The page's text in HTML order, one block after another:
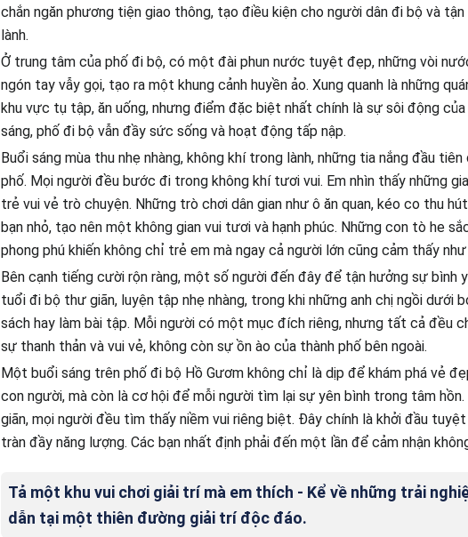
chắn ngăn phương tiện giao thông, tạo điều kiện cho người dân đi bộ và
lành.
Ở trung tâm của phố đi bộ, có một đài phun nước tuyệt đẹp, những vòi
ngón tay vẫy gọi, tạo ra một khung cảnh huyền ảo. Xung quanh là những
khu vực tụ tập, ăn uống, nhưng điểm đặc biệt nhất chính là sự sôi động
sáng, phố đi bộ vẫn đầy sức sống và hoạt động tấp nập.
Buổi sáng mùa thu nhẹ nhàng, không khí trong lành, những tia nắng đầu
phố. Mọi người đều bước đi trong không khí tươi vui. Em nhìn thấy những
trẻ vui vẻ trò chuyện. Những trò chơi dân gian như ô ăn quan, kéo co thu
bạn nhỏ, tạo nên một không gian vui tươi và hạnh phúc. Những con tò he
phong phú khiến không chỉ trẻ em mà ngay cả người lớn cũng cảm thấy
Bên cạnh tiếng cười rộn ràng, một số người đến đây để tận hưởng sự bình
tuổi đi bộ thư giãn, luyện tập nhẹ nhàng, trong khi những anh chị ngồi dưới
sách hay làm bài tập. Mỗi người có một mục đích riêng, nhưng tất cả đều
sự thanh thản và vui vẻ, không còn sự ồn ào của thành phố bên ngoài.
Một buổi sáng trên phố đi bộ Hồ Gươm không chỉ là dịp để khám phá vẻ
con người, mà còn là cơ hội để mỗi người tìm lại sự yên bình trong tâm
giãn, mọi người đều tìm thấy niềm vui riêng biệt. Đây chính là khởi đầu
tràn đầy năng lượng. Các bạn nhất định phải đến một lần để cảm nhận
Tả một khu vui chơi giải trí mà em thích - Kể về những trải
dẫn tại một thiên đường giải trí độc đáo.